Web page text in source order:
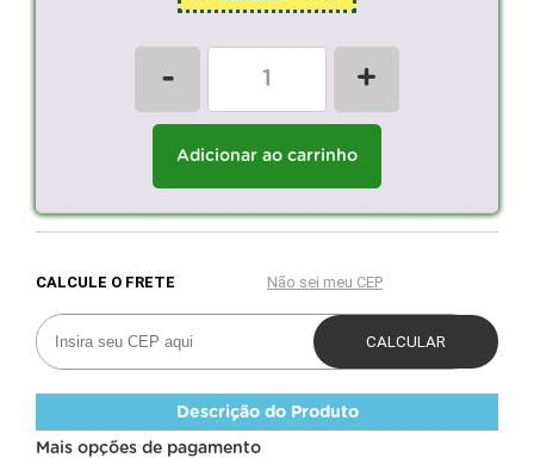
- +
Adicionar ao carrinho
Descrição do Produto
Mais opções de pagamento